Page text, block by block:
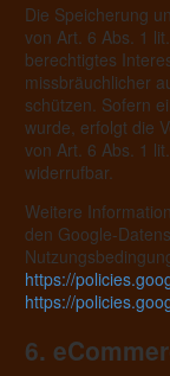
Die Speicherung
von Art. 6 Abs. 1
berechtigtes
missbräuchlicher
schützen. Sofern
wurde, erfolgt die
von Art. 6 Abs. 1
widerrufbar.
Weitere
den Google-
https://
https://
6.